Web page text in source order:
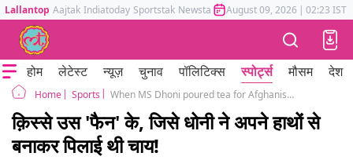
Lallantop Aajtak Indiatoday Sportstak Newstak Mumbai Tak Astrotak
August 09, 2026 | 02:23 IST
होम लेटेस्ट न्यूज़ चुनाव पॉलिटिक्स स्पोर्ट्स मौसम देश
Home Sports When MS Dhoni poured tea for Afghanistan batter Mohammad Shahzad
क़िस्से उस 'फैन' के, जिसे धोनी ने अपने हाथों से
बनाकर पिलाई थी चाय!